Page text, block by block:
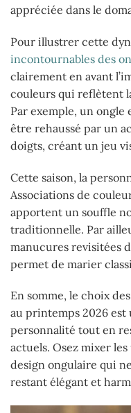
appréciée dans le
Pour illustrer cette
incontournables des
clairement en avant
couleurs qui reflètent
Par exemple, un ongle
être rehaussé par un
doigts, créant un jeu
Cette saison, la
Associations de
apportent un souffle
traditionnelle. Par
manucures revisitées
permet de marier
En somme, le choix
au printemps 2026
personnalité tout en
actuels. Osez mixer
design ongulaire qui
restant élégant et